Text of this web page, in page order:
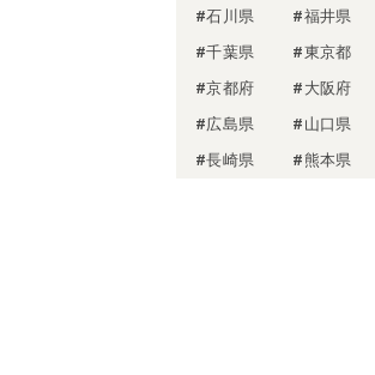
#石川県
#福井県
#千葉県
#東京都
#京都府
#大阪府
#広島県
#山口県
#長崎県
#熊本県